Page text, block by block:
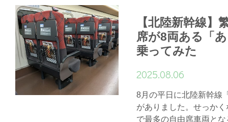
【北陸新幹線】
席が8両ある「
乗ってみた
2025.08.06
8月の平日に北陸新幹線
がありました。せっか
で最多の自由席車両と